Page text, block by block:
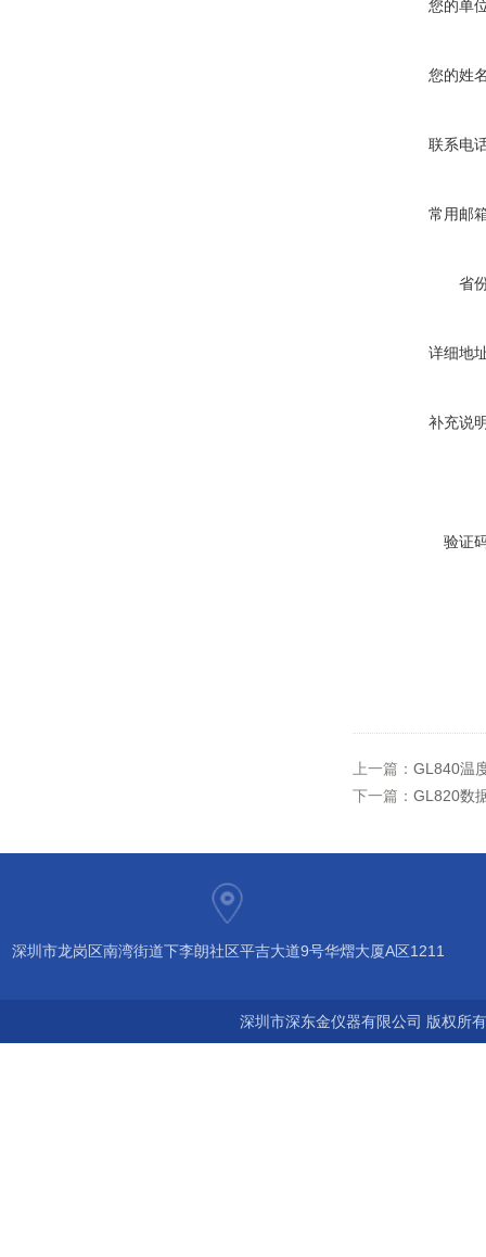
您的单
您的姓
联系电
常用邮
省
详细地
补充说
验证
上一篇： GL840温
下一篇： GL820数
深圳市龙岗区南湾街道下李朗社区平吉大道9号华熠大厦A区1211
深圳市深东金仪器有限公司 版权所